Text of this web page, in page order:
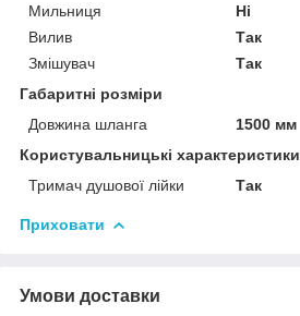
Мильниця
Ні
Вилив
Так
Змішувач
Так
Габаритні розміри
Довжина шланга
1500 мм
Користувальницькі характеристики
Тримач душової лійки
Так
Приховати
Умови доставки